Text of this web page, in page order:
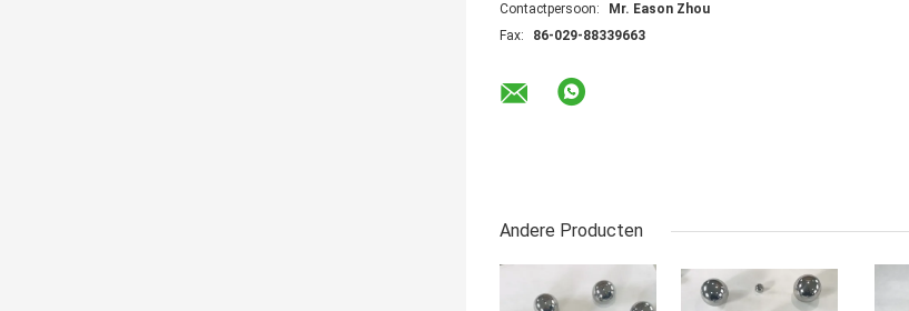
Contactpersoon:
Mr. Eason Zhou
Fax:
86-029-88339663
Andere Producten